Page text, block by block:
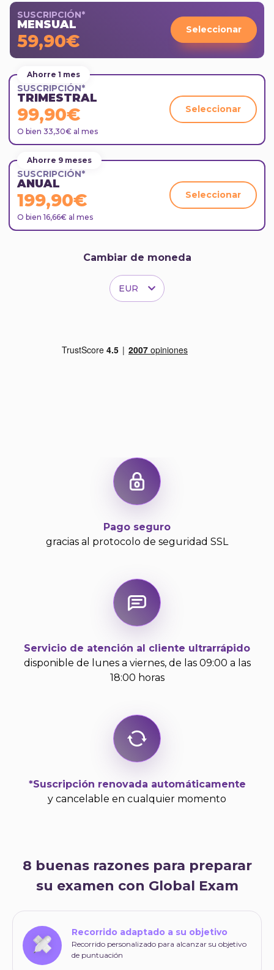
SUSCRIPCIÓN*
MENSUAL
59,90€
Seleccionar
Ahorre 1 mes
SUSCRIPCIÓN*
TRIMESTRAL
99,90€
O bien 33,30€ al mes
Seleccionar
Ahorre 9 meses
SUSCRIPCIÓN*
ANUAL
199,90€
O bien 16,66€ al mes
Seleccionar
Cambiar de moneda
EUR
Pago seguro
gracias al protocolo de seguridad SSL
Servicio de atención al cliente ultrarrápido
disponible de lunes a viernes, de las 09:00 a las
18:00 horas
*Suscripción renovada automáticamente
y cancelable en cualquier momento
8 buenas razones para preparar
su examen con Global Exam
Recorrido adaptado a su objetivo
Recorrido personalizado para alcanzar su objetivo
de puntuación